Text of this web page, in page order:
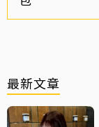
最新文章